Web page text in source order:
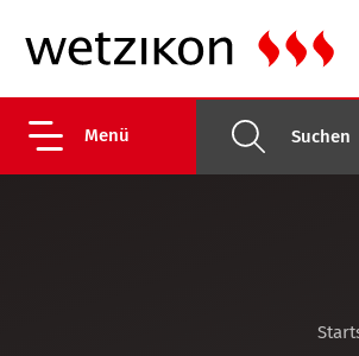
Menü Suchen